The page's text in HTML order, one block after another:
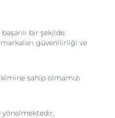
bir şekilde
güvenilirliği ve
sahip olmamızı
yönelmektedir.